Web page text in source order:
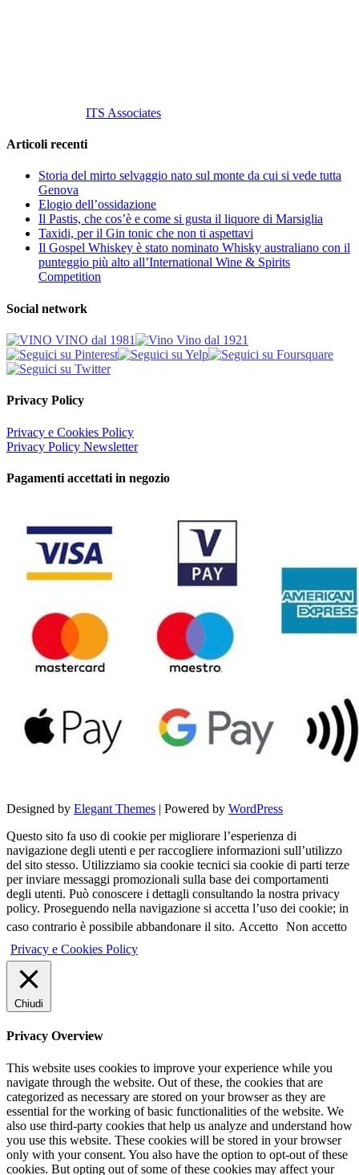
ITS Associates
Articoli recenti
Storia del mirto selvaggio nato sul monte da cui si vede tutta
Genova
Elogio dell’ossidazione
Il Pastis, che cos’è e come si gusta il liquore di Marsiglia
Taxidi, per il Gin tonic che non ti aspettavi
Il Gospel Whiskey è stato nominato Whisky australiano con il
punteggio più alto all’International Wine & Spirits
Competition
Social network
Privacy Policy
Privacy e Cookies Policy
Privacy Policy Newsletter
Pagamenti accettati in negozio
Designed by Elegant Themes | Powered by WordPress
Questo sito fa uso di cookie per migliorare l’esperienza di
navigazione degli utenti e per raccogliere informazioni sull’utilizzo
del sito stesso. Utilizziamo sia cookie tecnici sia cookie di parti terze
per inviare messaggi promozionali sulla base dei comportamenti
degli utenti. Può conoscere i dettagli consultando la nostra privacy
policy. Proseguendo nella navigazione si accetta l’uso dei cookie; in
caso contrario è possibile abbandonare il sito. Accetto Non accetto
Privacy e Cookies Policy
Chiudi
Privacy Overview
This website uses cookies to improve your experience while you
navigate through the website. Out of these, the cookies that are
categorized as necessary are stored on your browser as they are
essential for the working of basic functionalities of the website. We
also use third-party cookies that help us analyze and understand how
you use this website. These cookies will be stored in your browser
only with your consent. You also have the option to opt-out of these
cookies. But opting out of some of these cookies may affect your